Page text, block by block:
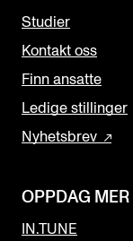
Studier
Kontakt oss
Finn ansatte
Ledige stillinger
Nyhetsbrev
OPPDAG MER
IN.TUNE